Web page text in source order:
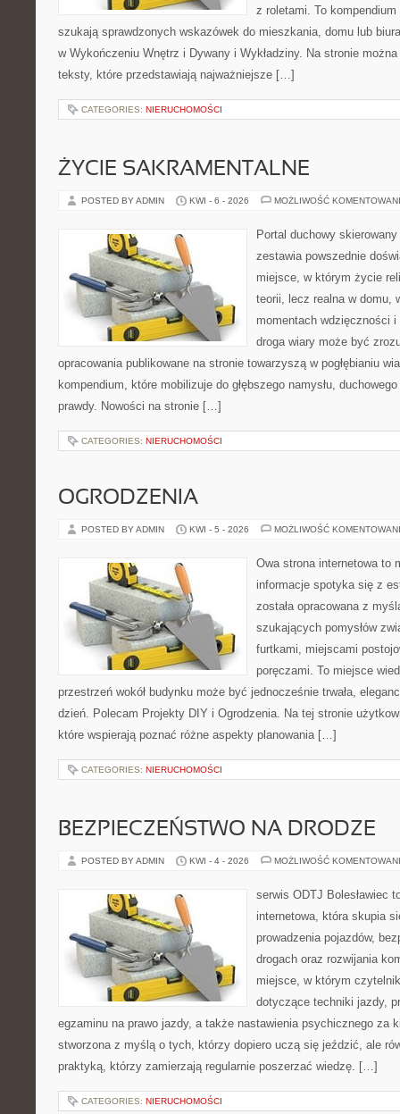
z roletami. To
szukają sprawdzonych wskazówek do mieszkania, domu lub
w Wykończeniu Wnętrz i Dywany i Wykładziny. Na stronie
teksty, które przedstawiają najważniejsze […]
CATEGORIES: NIERUCHOMOŚCI
ŻYCIE SAKRAMENTALNE
POSTED BY ADMIN KWI - 6 - 2026 MOŻLIWOŚĆ
Portal duchowy
zestawia powszednie
miejsce, w którym życie
teorii, lecz realna w domu,
momentach wdzięczności
droga wiary może być
opracowania publikowane na stronie towarzyszą w pogłębianiu
kompendium, które mobilizuje do głębszego namysłu,
prawdy. Nowości na stronie […]
CATEGORIES: NIERUCHOMOŚCI
OGRODZENIA
POSTED BY ADMIN KWI - 5 - 2026 MOŻLIWOŚĆ
Owa strona internetowa to
informacje spotyka się z
została opracowana z
szukających pomysłów
furtkami, miejscami
poręczami. To miejsce
przestrzeń wokół budynku może być jednocześnie trwała,
dzień. Polecam Projekty DIY i Ogrodzenia. Na tej stronie
które wspierają poznać różne aspekty planowania […]
CATEGORIES: NIERUCHOMOŚCI
BEZPIECZEŃSTWO NA DRODZE
POSTED BY ADMIN KWI - 4 - 2026 MOŻLIWOŚĆ
serwis ODTJ Bolesławiec
internetowa, która skupia
prowadzenia pojazdów,
drogach oraz rozwijania
miejsce, w którym
dotyczące techniki jazdy,
egzaminu na prawo jazdy, a także nastawienia psychicznego za
stworzona z myślą o tych, którzy dopiero uczą się jeździć, ale
praktyką, którzy zamierzają regularnie poszerzać wiedzę. […]
CATEGORIES: NIERUCHOMOŚCI